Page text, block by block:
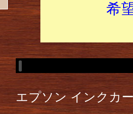
希
エプソン インクカ